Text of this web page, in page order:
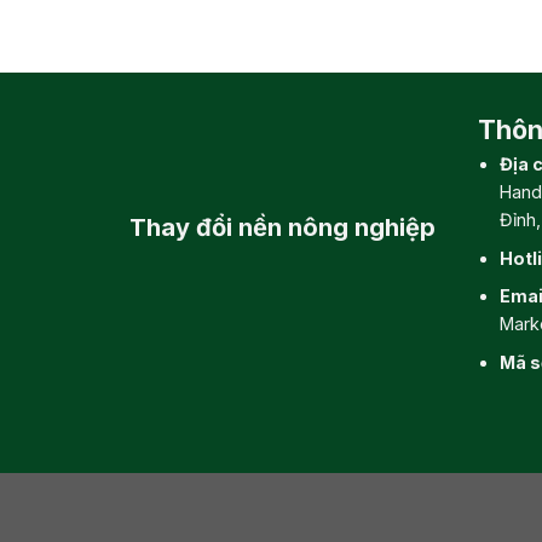
Thay đổi nền nông nghiệp
Địa
Mã